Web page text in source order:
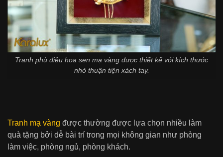
Tranh phù điêu hoa sen mạ vàng được thiết kế với kích thước
nhỏ thuận tiện xách tay.
Tranh mạ vàng được thường được lựa chọn nhiều làm
quà tặng bởi dễ bài trí trong mọi không gian như phòng
làm việc, phòng ngủ, phòng khách.